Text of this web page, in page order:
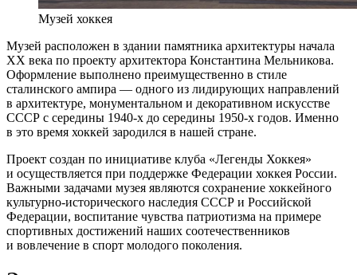
Музей хоккея
Музей расположен в здании памятника архитектуры начала
ХХ века по проекту архитектора Константина Мельникова.
Оформление выполнено преимущественно в стиле
сталинского ампира — одного из лидирующих направлений
в архитектуре, монументальном и декоративном искусстве
СССР с середины 1940-х до середины 1950-х годов. Именно
в это время хоккей зародился в нашей стране.
Проект создан по инициативе клуба «Легенды Хоккея»
и осуществляется при поддержке Федерации хоккея России.
Важными задачами музея являются сохранение хоккейного
культурно-исторического наследия СССР и Российской
Федерации, воспитание чувства патриотизма на примере
спортивных достижений наших соотечественников
и вовлечение в спорт молодого поколения.